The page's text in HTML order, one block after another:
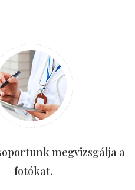
megvizsgálja a
fotókat.